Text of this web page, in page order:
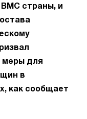
ВМС страны, и
меры для
в
как сообщает